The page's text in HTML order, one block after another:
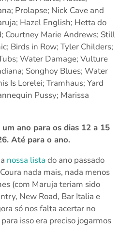
Prolapse; Nick Cave and
Hazel English; Hetta do
Courtney Marie Andrews; Still
Birds in Row; Tyler Childers;
Water Damage; Vulture
Songhoy Blues; Water
Is Lorelei; Tramhaus; Yard
Pussy; Marissa
ano para os dias 12 a 15
Até para o ano.
nossa lista do ano passado
nada mais, nada menos
(com Maruja teriam sido
New Road, Bar Italia e
só nos falta acertar no
isso era preciso jogarmos